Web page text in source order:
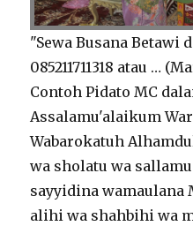
"Sewa Busana Betawi
085211711318 atau …
Contoh Pidato MC
Assalamu'alaikum
Wabarokatuh
wa sholatu wa
sayyidina wamaulana
alihi wa shahbihi wa